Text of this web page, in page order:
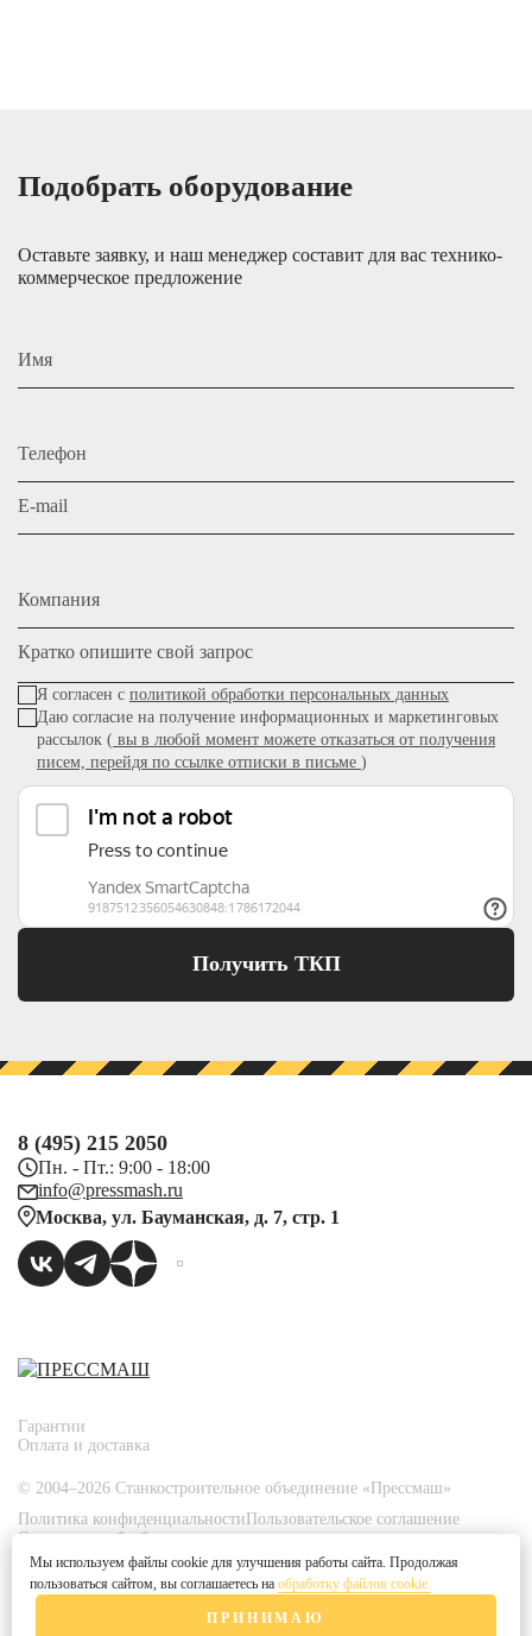
Подобрать оборудование
Оставьте заявку, и наш менеджер составит для вас технико-
коммерческое предложение
Имя
Телефон
E-mail
Компания
Кратко опишите свой запрос
Я согласен с политикой обработки персональных данных
Даю согласие на получение информационных и маркетинговых
рассылок ( вы в любой момент можете отказаться от получения
писем, перейдя по ссылке отписки в письме )
Получить ТКП
8 (495) 215 2050
Пн. - Пт.: 9:00 - 18:00
info@pressmash.ru
Москва, ул. Бауманская, д. 7, стр. 1
Гарантии
Оплата и доставка
© 2004–2026 Станкостроительное объединение «Прессмаш»
Политика конфиденциальностиПользовательское соглашение
Согласие на обработку персональных данных
Политика использования файлов Cookies
Согласие на получение рекламных рассылок
Согласие на распространение персональных данных
Правила применения рекомендательных технологий
Мы используем файлы cookie для улучшения работы сайта. Продолжая
пользоваться сайтом, вы соглашаетесь на обработку файлов cookie.
ПРИНИМАЮ